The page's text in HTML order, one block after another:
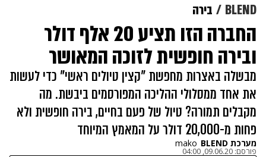
BLEND בירה
החברה הזו תציע 20 אלף דולר
ובירה חופשית לזוכה המאושר
מבשלה באצרות מחפשת "קצין טיולים ראשי" כדי לעשות
את אחד ממסלולי ההליכה המפורסמים ביבשת. מה
מקבלים תמורה? טיול של פעם בחיים, בירה חופשית ולא
פחות מ-20,000 דולר על המאמץ המיוחד
מערכת BLEND mako
פורסם: 09.06.20, 04:00